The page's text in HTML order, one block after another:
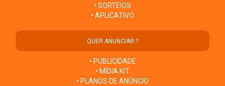
• SORTEIOS
• APLICATIVO
QUER ANUNCIAR ?
• PUBLICIDADE
• MÍDIA KIT
• PLANOS DE ANÚNCIO